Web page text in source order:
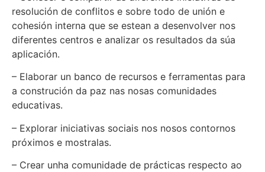
resolución de conflitos e sobre todo de unión e
cohesión interna que se estean a desenvolver nos
diferentes centros e analizar os resultados da súa
aplicación.
– Elaborar un banco de recursos e ferramentas para
a construción da paz nas nosas comunidades
educativas.
– Explorar iniciativas sociais nos nosos contornos
próximos e mostralas.
– Crear unha comunidade de prácticas respecto ao